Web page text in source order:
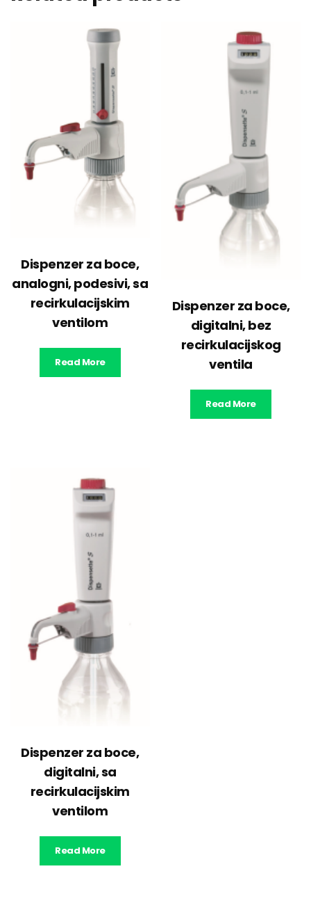
Dispenzer za boce,
analogni, podesivi, sa
recirkulacijskim
ventilom
Read More
Dispenzer za boce,
digitalni, bez
recirkulacijskog
ventila
Read More
Dispenzer za boce,
digitalni, sa
recirkulacijskim
ventilom
Read More